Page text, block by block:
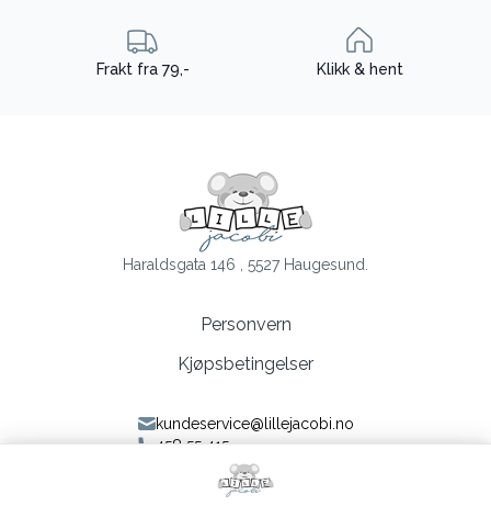
Frakt fra 79,- Klikk & hent
Haraldsgata 146 , 5527 Haugesund.
Personvern
Kjøpsbetingelser
kundeservice@lillejacobi.no
458 55 415
Følg oss på Facebook
Følg oss på Instagram